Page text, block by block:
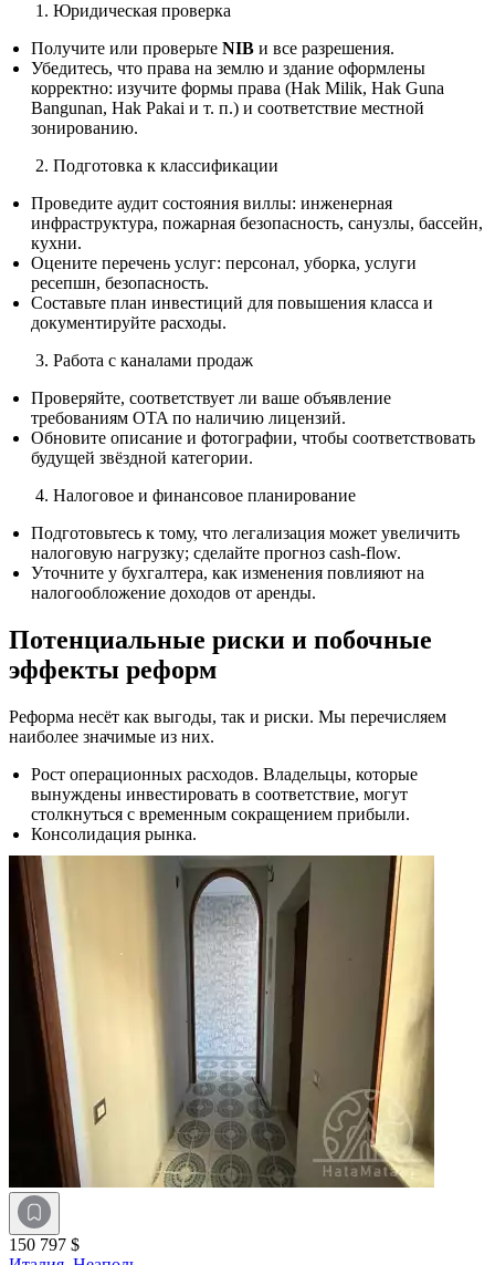
Юридическая проверка
Получите или проверьте NIB и все разрешения.
Убедитесь, что права на землю и здание оформлены
корректно: изучите формы права (Hak Milik, Hak Guna
Bangunan, Hak Pakai и т. п.) и соответствие местной
зонированию.
Подготовка к классификации
Проведите аудит состояния виллы: инженерная
инфраструктура, пожарная безопасность, санузлы, бассейн,
кухни.
Оцените перечень услуг: персонал, уборка, услуги
ресепшн, безопасность.
Составьте план инвестиций для повышения класса и
документируйте расходы.
Работа с каналами продаж
Проверяйте, соответствует ли ваше объявление
требованиям OTA по наличию лицензий.
Обновите описание и фотографии, чтобы соответствовать
будущей звёздной категории.
Налоговое и финансовое планирование
Подготовьтесь к тому, что легализация может увеличить
налоговую нагрузку; сделайте прогноз cash-flow.
Уточните у бухгалтера, как изменения повлияют на
налогообложение доходов от аренды.
Потенциальные риски и побочные
эффекты реформ
Реформа несёт как выгоды, так и риски. Мы перечисляем
наиболее значимые из них.
Рост операционных расходов. Владельцы, которые
вынуждены инвестировать в соответствие, могут
столкнуться с временным сокращением прибыли.
Консолидация рынка.
150 797 $